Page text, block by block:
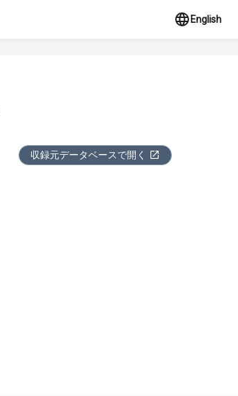
English
収録元データベースで開く